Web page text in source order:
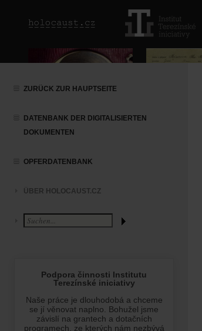
ZURÜCK ZUR HAUPTSEITE
DATENBANK DER DIGITALISIERTEN
DOKUMENTEN
OPFERDATENBANK
ÜBER HOLOCAUST.CZ